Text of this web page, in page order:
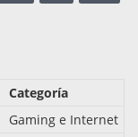
Categoría
Gaming e Internet